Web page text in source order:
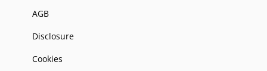
AGB
Disclosure
Cookies